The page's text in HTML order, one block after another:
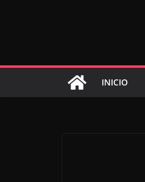
INICIO